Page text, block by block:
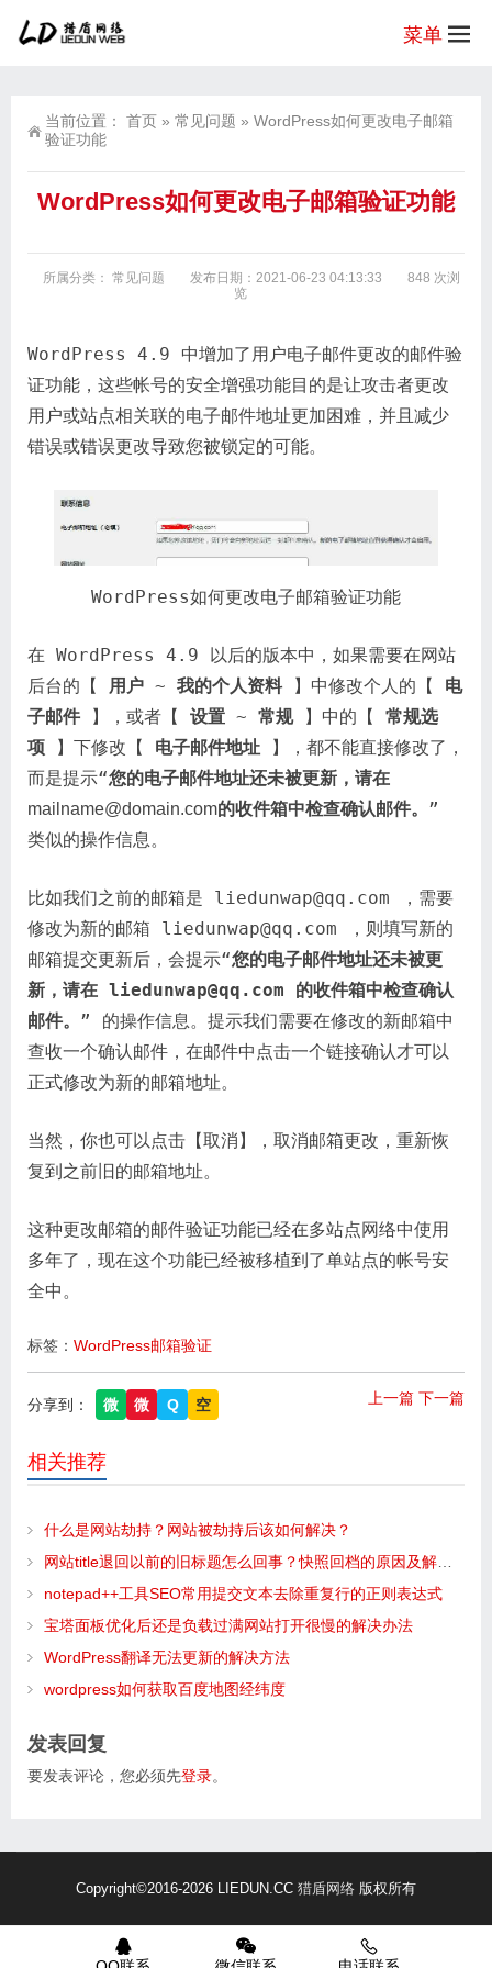
菜单
当前位置： 首页 » 常见问题 » WordPress如何更改电子邮箱
验证功能
WordPress如何更改电子邮箱验证功能
所属分类： 常见问题 发布日期：2021-06-23 04:13:33
848 次浏
览
WordPress 4.9 中增加了用户电子邮件更改的邮件验
证功能，这些帐号的安全增强功能目的是让攻击者更改
用户或站点相关联的电子邮件地址更加困难，并且减少
错误或错误更改导致您被锁定的可能。
WordPress如何更改电子邮箱验证功能
在 WordPress 4.9 以后的版本中，如果需要在网站
后台的【 用户 ~ 我的个人资料】中修改个人的【 电
子邮件】，或者【 设置 ~ 常规】中的【 常规选
项 】下修改【 电子邮件地址
】，都不能直接修改了，
而是提示“您的电子邮件地址还未被更新，请在
mailname@domain.com的收件箱中检查确认邮件。 ”
类似的操作信息。
比如我们之前的邮箱是 liedunwap@qq.com ，需要
修改为新的邮箱 liedunwap@qq.com ，则填写新的
邮箱提交更新后，会提示“您的电子邮件地址还未被更
新，请在 liedunwap@qq.com 的收件箱中检查确认
邮件。 ” 的操作信息。提示我们需要在修改的新邮箱中
查收一个确认邮件，在邮件中点击一个链接确认才可以
正式修改为新的邮箱地址。
当然，你也可以点击【取消】，取消邮箱更改，重新恢
复到之前旧的邮箱地址。
这种更改邮箱的邮件验证功能已经在多站点网络中使用
多年了，现在这个功能已经被移植到了单站点的帐号安
全中。
标签： WordPress邮箱验证
上一篇 下一篇
分享到： 微 微 Q 空
相关推荐
什么是网站劫持？网站被劫持后该如何解决？
notepad++工具SEO常用提交文本去除重复行的正则表达式
宝塔面板优化后还是负载过满网站打开很慢的解决办法
WordPress翻译无法更新的解决方法
wordpress如何获取百度地图经纬度
发表回复
要发表评论，您必须先登录。
Copyright©2016-2026 LIEDUN.CC 猎盾网络 版权所有